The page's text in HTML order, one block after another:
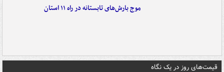
موج بارش‌های تابستانه در راه ۱۱ استان
قیمت‌های روز در یک نگاه